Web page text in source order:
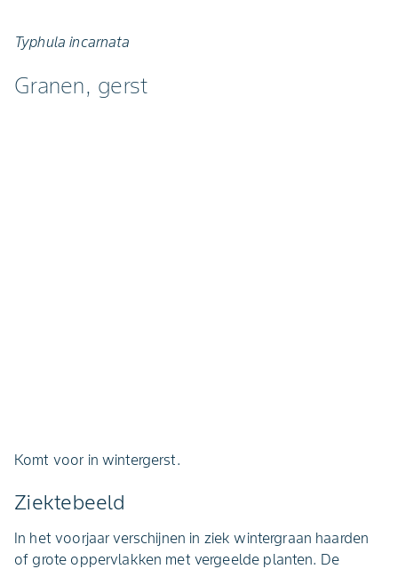
Typhula incarnata
Granen, gerst
Komt voor in wintergerst.
Ziektebeeld
In het voorjaar verschijnen in ziek wintergraan haarden
of grote oppervlakken met vergeelde planten. De